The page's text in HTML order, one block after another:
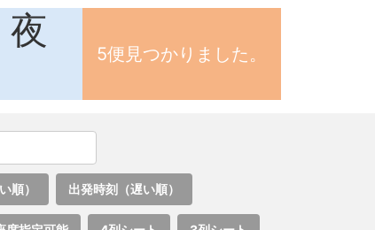
5便見つかりました。
順） 出発時刻（遅い順）